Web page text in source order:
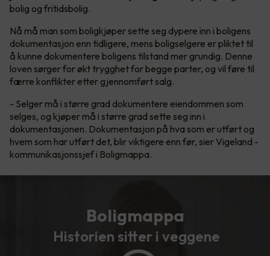
bolig og fritidsbolig.
Nå må man som boligkjøper sette seg dypere inn i boligens
dokumentasjon enn tidligere, mens boligselgere er pliktet til
å kunne dokumentere boligens tilstand mer grundig. Denne
loven sørger for økt trygghet for begge parter, og vil føre til
færre konflikter etter gjennomført salg.
- Selger må i større grad dokumentere eiendommen som
selges, og kjøper må i større grad sette seg inn i
dokumentasjonen. Dokumentasjon på hva som er utført og
hvem som har utført det, blir viktigere enn før, sier Vigeland -
kommunikasjonssjef i Boligmappa.
Boligmappa
Historien sitter i veggene